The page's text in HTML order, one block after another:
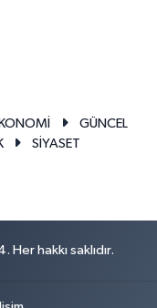
GÜNCEL
SİYASET
hakkı saklıdır.